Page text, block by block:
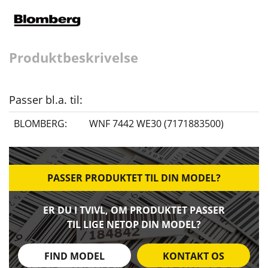
Produktbeskrivelse
Passer bl.a. til:
BLOMBERG: WNF 7442 WE30 (7171883500)
PASSER PRODUKTET TIL DIN MODEL?
ER DU I TVIVL, OM PRODUKTET PASSER
TIL LIGE NETOP DIN MODEL?
FIND MODEL KONTAKT OS